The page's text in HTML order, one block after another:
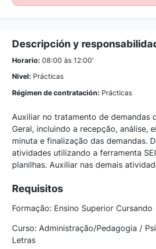
Descripción y
Horario: 08:00 às 12:00'
Nivel: Prácticas
Régimen de contratación: Prácticas
Auxiliar no tratamento de demandas
Geral, incluindo a recepção, análise,
minuta e finalização das demandas.
atividades utilizando a ferramenta
planilhas. Auxiliar nas demais
Requisitos
Formação: Ensino Superior Cursando
Curso: Administração/Pedagogia /
Letras